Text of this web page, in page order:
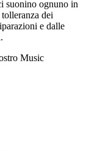
suonino ognuno in
dei
e dalle
Music